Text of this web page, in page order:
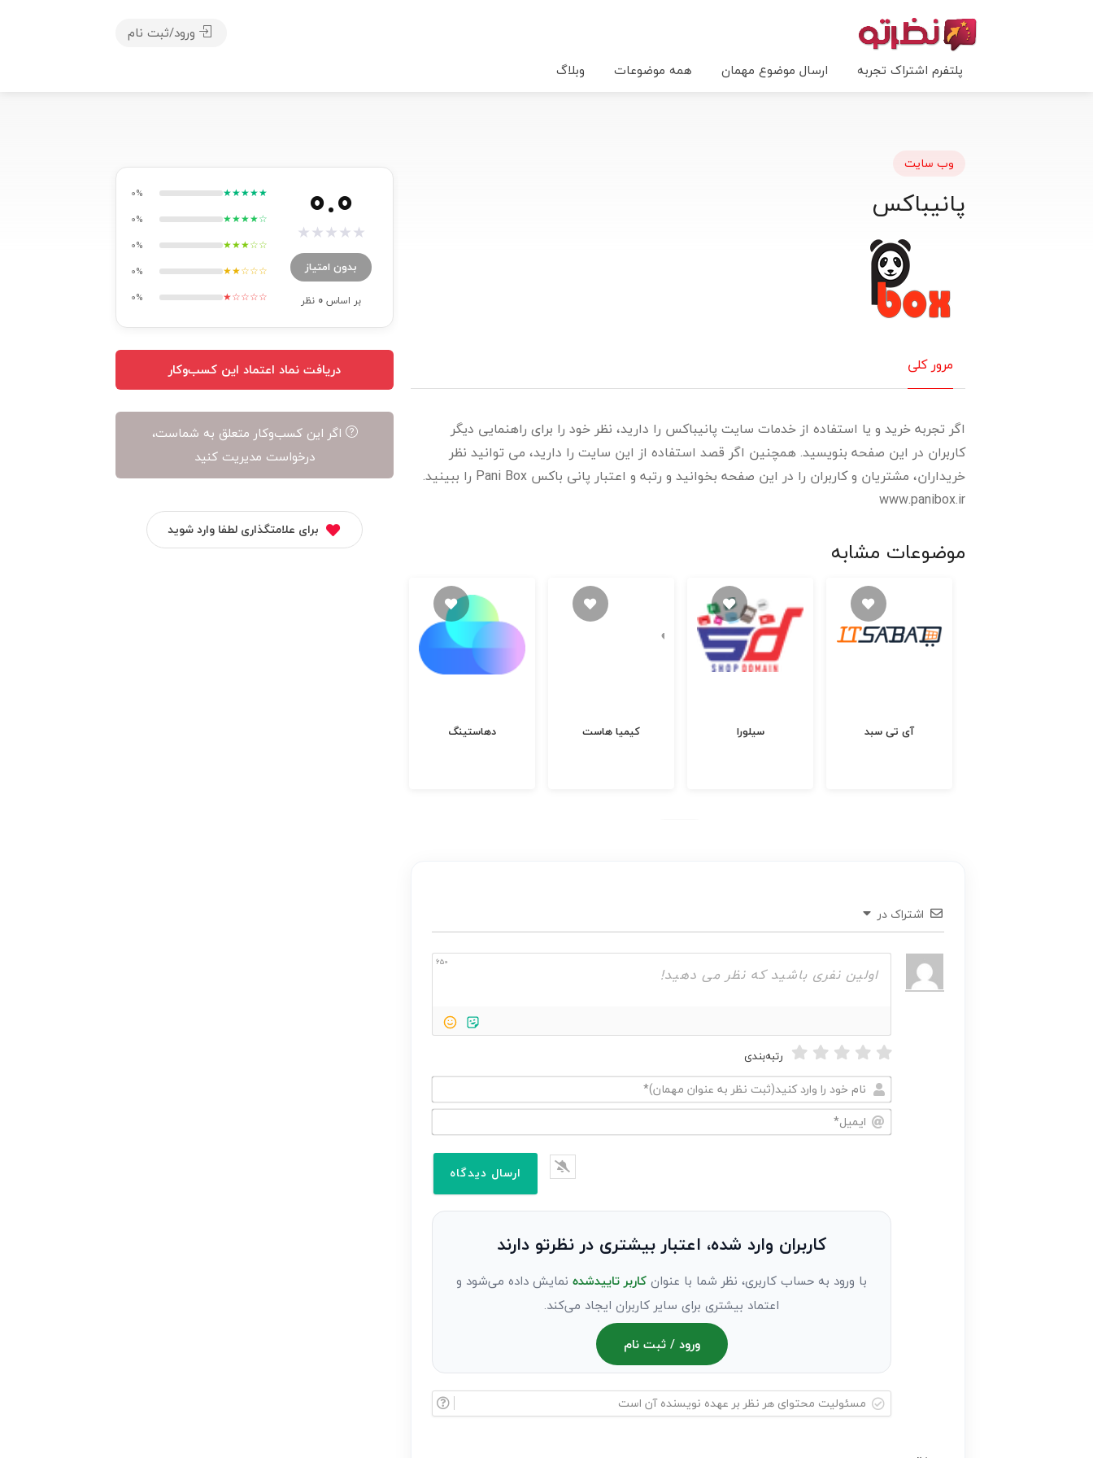
پلتفرم اشتراک تجربه ارسال موضوع مهمان همه موضوعات وبلاگ
ورود/ثبت نام
وب سایت
پانیباکس
مرور کلی
اگر تجربه خرید و یا استفاده از خدمات سایت پانیباکس را دارید، نظر خود را برای راهنمایی دیگر
کاربران در این صفحه بنویسید. همچنین اگر قصد استفاده از این سایت را دارید، می توانید نظر
خریداران، مشتریان و کاربران را در این صفحه بخوانید و رتبه و اعتبار پانی باکس Pani Box را ببینید.
www.panibox.ir
موضوعات مشابه
دهاستینگ کیمیا هاست سیلورا آی تی سبد
اشتراک در
650
رتبه‌بندی
نام
خود
نظر
مهمان)*
کاربران وارد شده، اعتبار بیشتری در نظرتو دارند
با ورود به حساب کاربری، نظر شما با عنوانکاربر تاییدشدهنمایش داده می‌شود و
اعتماد بیشتری برای سایر کاربران ایجاد می‌کند.
ورود / ثبت نام
0.0
★
★
★
★
★
بدون امتیاز
بر اساس0 نظر
★★★★★
0%
★★★★☆
0%
★★★☆☆
0%
★★☆☆☆
0%
★☆☆☆☆
0%
دریافت نماد اعتماد این کسب‌وکار
اگر این کسب‌وکار متعلق به شماست،
درخواست مدیریت کنید
برای علامتگذاری لطفا وارد شوید